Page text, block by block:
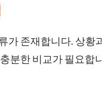
가 존재합니다. 상황
분한 비교가 필요합